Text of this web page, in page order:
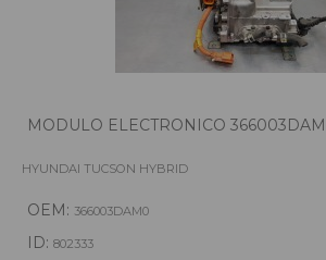
MODULO ELECTRONICO
HYUNDAI TUCSON HYBRID
OEM: 366003DAM0
ID: 802333